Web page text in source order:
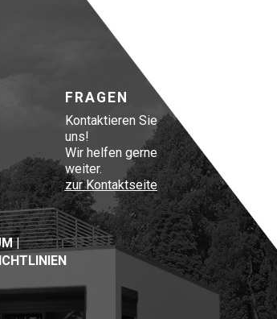
FRAGEN
Kontaktieren Sie
uns!
Wir helfen gerne
weiter.
zur Kontaktseite
|